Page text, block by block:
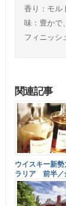
香り：モル
味：豊かで
フィニッシ
関連記事
ウイスキー新
ラリア 前半／